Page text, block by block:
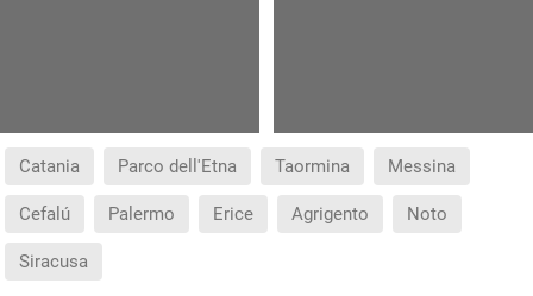
Catania Parco dell'Etna Taormina Messina
Cefalú Palermo Erice Agrigento Noto
Siracusa